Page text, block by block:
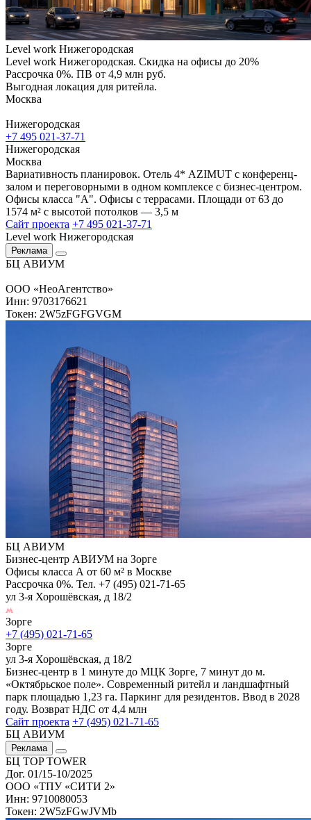
Level work Нижегородская
Level work Нижегородская. Скидка на офисы до 20%
Рассрочка 0%. ПВ от 4,9 млн руб.
Выгодная локация для ритейла.
Москва
Нижегородская
+7 495 021-37-71
Нижегородская
Москва
Вариативность планировок. Отель 4* AZIMUT с конференц-
залом и переговорными в одном комплексе с бизнес-центром.
Офисы класса "А". Офисы с террасами. Площади от 63 до
1574 м² с высотой потолков — 3,5 м
Сайт проекта +7 495 021-37-71
Level work Нижегородская
Реклама
БЦ АВИУМ
ООО «НеоАгентство»
Инн: 9703176621
Токен: 2W5zFGFGVGM
БЦ АВИУМ
Бизнес-центр АВИУМ на Зорге
Офисы класса А от 60 м² в Москве
Рассрочка 0%. Тел. +7 (495) 021-71-65
ул 3-я Хорошёвская, д 18/2
Зорге
+7 (495) 021-71-65
Зорге
ул 3-я Хорошёвская, д 18/2
Бизнес-центр в 1 минуте до МЦК Зорге, 7 минут до м.
«Октябрьское поле». Современный ритейл и ландшафтный
парк площадью 1,23 га. Паркинг для резидентов. Ввод в 2028
году. Возврат НДС от 4,4 млн
Сайт проекта +7 (495) 021-71-65
БЦ АВИУМ
Реклама
БЦ TOP TOWER
Дог. 01/15-10/2025
ООО «ТПУ «СИТИ 2»
Инн: 9710080053
Токен: 2W5zFGwJVMb